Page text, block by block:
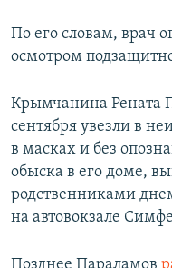
По его словам, врач
осмотром
Крымчанина Рената
сентября увезли в
в масках и без
обыска в его доме,
родственниками
на автовокзале